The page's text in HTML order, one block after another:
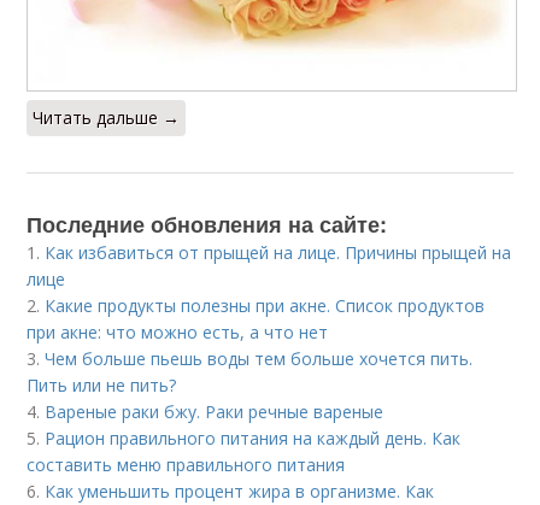
Читать дальше →
Последние обновления на сайте:
1. Как избавиться от прыщей на лице. Причины прыщей на
лице
2. Какие продукты полезны при акне. Список продуктов
при акне: что можно есть, а что нет
3.Чем больше пьешь воды тем больше хочется пить.
Пить или не пить?
4. Вареные раки бжу. Раки речные вареные
5. Рацион правильного питания на каждый день. Как
составить меню правильного питания
6. Как уменьшить процент жира в организме. Как